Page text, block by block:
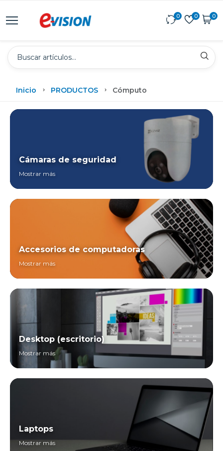
0 0 0
Inicio PRODUCTOS Cómputo
Cámaras de seguridad
Mostrar más
Accesorios de computadoras
Mostrar más
Desktop (escritorio)
Mostrar más
Laptops
Mostrar más